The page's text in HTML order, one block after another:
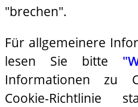
"brechen".
Für allgemeinere
lesen Sie bitte
Informationen zu
Cookie-Richtlinie